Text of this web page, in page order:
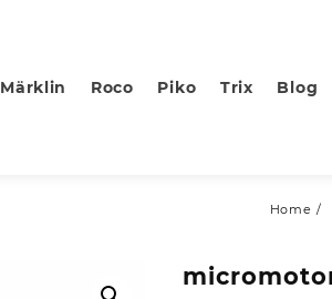
Märklin Roco Piko Trix Blog
Home